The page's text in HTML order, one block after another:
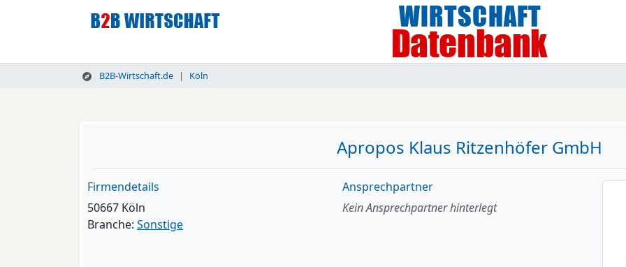
B2B-Wirtschaft.de Köln
Apropos Klaus Ritzenhöfer GmbH
Firmendetails
50667 Köln
Branche: Sonstige
Ansprechpartner
Kein Ansprechpartner hinterlegt